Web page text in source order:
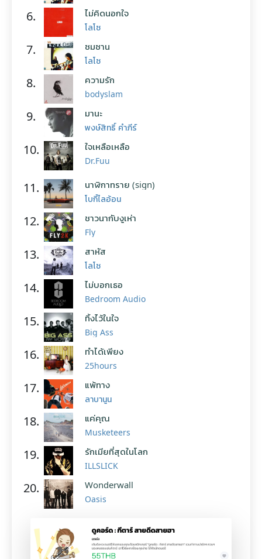
6. ไม่คิดนอกใจ
โลโซ
7. ซมซาน
โลโซ
8. ความรัก
bodyslam
9. มานะ
พงษ์สิทธิ์ คำภีร์
10. ใจเหลือเหลือ
Dr.Fuu
11. นาฬิกาทราย (sign)
โบกี้ไลอ้อน
12. ชาวนากับงูเห่า
Fly
13. สาหัส
โลโซ
14. ไม่บอกเธอ
Bedroom Audio
15. ทิ้งไว้ในใจ
Big Ass
16. ทำได้เพียง
25hours
17. แพ้ทาง
ลาบานูน
18. แค่คุณ
Musketeers
19. รักเมียที่สุดในโลก
ILLSLICK
20. Wonderwall
Oasis